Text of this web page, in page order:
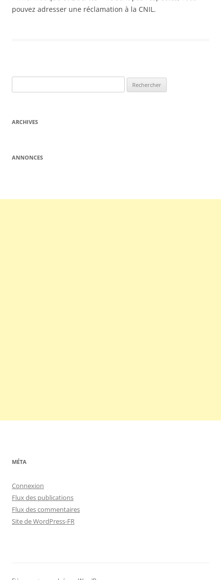
pouvez adresser une réclamation à la CNIL.
ARCHIVES
ANNONCES
MÉTA
Connexion
Flux des publications
Flux des commentaires
Site de WordPress-FR